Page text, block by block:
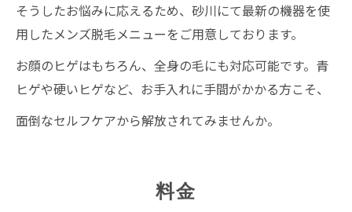
そうしたお悩みに応えるため、砂川にて最新の機器を使
用したメンズ脱毛メニューをご用意しております。
お顔のヒゲはもちろん、全身の毛にも対応可能です。青
ヒゲや硬いヒゲなど、お手入れに手間がかかる方こそ、
面倒なセルフケアから解放されてみませんか。
料金